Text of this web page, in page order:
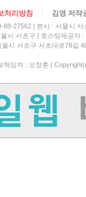
처리방침 김영 저작
88-27562
본사 : 서울시
시 서초구
호스팅제공자
시 서초구 서초대로78길
책임자 : 오창훈 |